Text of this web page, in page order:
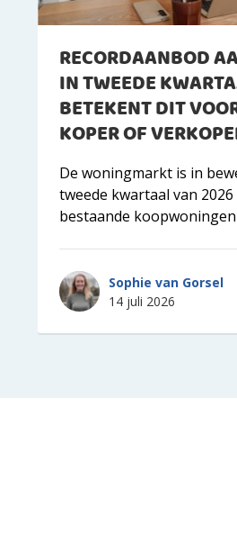
RECORDAANBOD
IN TWEEDE
BETEKENT DIT
KOPER OF
De woningmarkt is in
tweede kwartaal van
bestaande koopwoningen
Sophie van Gorsel
14 juli 2026